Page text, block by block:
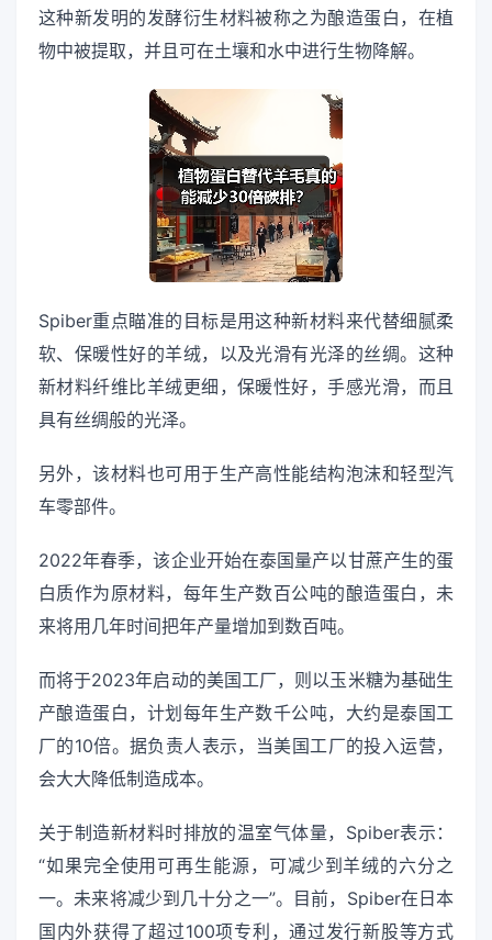
这种新发明的发酵衍生材料被称之为酿造蛋白，在植
物中被提取，并且可在土壤和水中进行生物降解。
Spiber重点瞄准的目标是用这种新材料来代替细腻柔
软、保暖性好的羊绒，以及光滑有光泽的丝绸。这种
新材料纤维比羊绒更细，保暖性好，手感光滑，而且
具有丝绸般的光泽。
另外，该材料也可用于生产高性能结构泡沫和轻型汽
车零部件。
2022年春季，该企业开始在泰国量产以甘蔗产生的蛋
白质作为原材料，每年生产数百公吨的酿造蛋白，未
来将用几年时间把年产量增加到数百吨。
而将于2023年启动的美国工厂，则以玉米糖为基础生
产酿造蛋白，计划每年生产数千公吨，大约是泰国工
厂的10倍。据负责人表示，当美国工厂的投入运营，
会大大降低制造成本。
关于制造新材料时排放的温室气体量，Spiber表示：
“如果完全使用可再生能源，可减少到羊绒的六分之
一。未来将减少到几十分之一”。目前，Spiber在日本
国内外获得了超过100项专利，通过发行新股等方式